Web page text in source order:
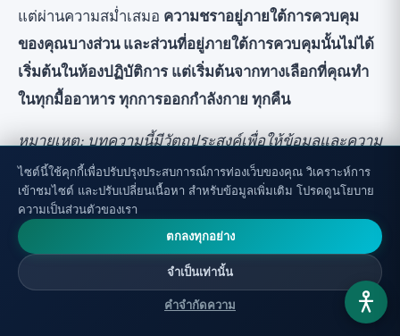
แต่ผ่านความสม่ำเสมอ ความชราอยู่ภายใต้การควบคุม
ของคุณบางส่วน และส่วนที่อยู่ภายใต้การควบคุมนั้นไม่ได้
เริ่มต้นในห้องปฏิบัติการ แต่เริ่มต้นจากทางเลือกที่คุณทำ
ในทุกมื้ออาหาร ทุกการออกกำลังกาย ทุกคืน
หมายเหตุ: บทความนี้มีวัตถุประสงค์เพื่อให้ข้อมูลและความ
รู้เท่านั้น และไม่ใช่คำแนะนำทางการแพทย์ Rapamycin,
Metformin, Dasatinib และยาที่ต้องสั่งโดยแพทย์ทั้งหมด
จำเป็นต้องได้รับการติดตามจากแพทย์ ปรึกษาแพทย์ก่อน
ทำการเปลี่ยนแปลงที่สำคัญในอาหาร การออกกำลังกาย
หรือการรับประทานอาหารเสริม โดยเฉพาะอย่างยิ่งหาก
คุณกำลังใช้ยาหรือมีโรคเรื้อรัง
ไซต์นี้ใช้คุกกี้เพื่อปรับปรุงประสบการณ์การท่องเว็บของคุณ วิเคราะห์การ
เข้าชมไซต์ และปรับเปลี่ยนเนื้อหา สำหรับข้อมูลเพิ่มเติม โปรดดูนโยบาย
ความเป็นส่วนตัวของเรา
ตกลงทุกอย่าง
จำเป็นเท่านั้น
คำจำกัดความ